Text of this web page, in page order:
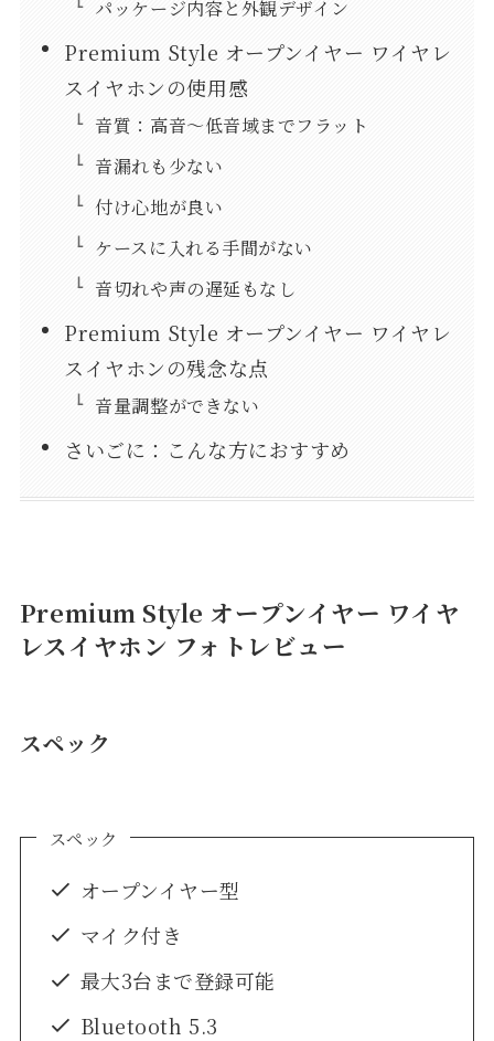
パッケージ内容と外観デザイン
Premium Style オープンイヤー ワイヤレ
スイヤホンの使用感
音質：高音〜低音域までフラット
音漏れも少ない
付け心地が良い
ケースに入れる手間がない
音切れや声の遅延もなし
Premium Style オープンイヤー ワイヤレ
スイヤホンの残念な点
音量調整ができない
さいごに：こんな方におすすめ
Premium Style オープンイヤー ワイヤ
レスイヤホン フォトレビュー
スペック
スペック
オープンイヤー型
マイク付き
最大3台まで登録可能
Bluetooth 5.3